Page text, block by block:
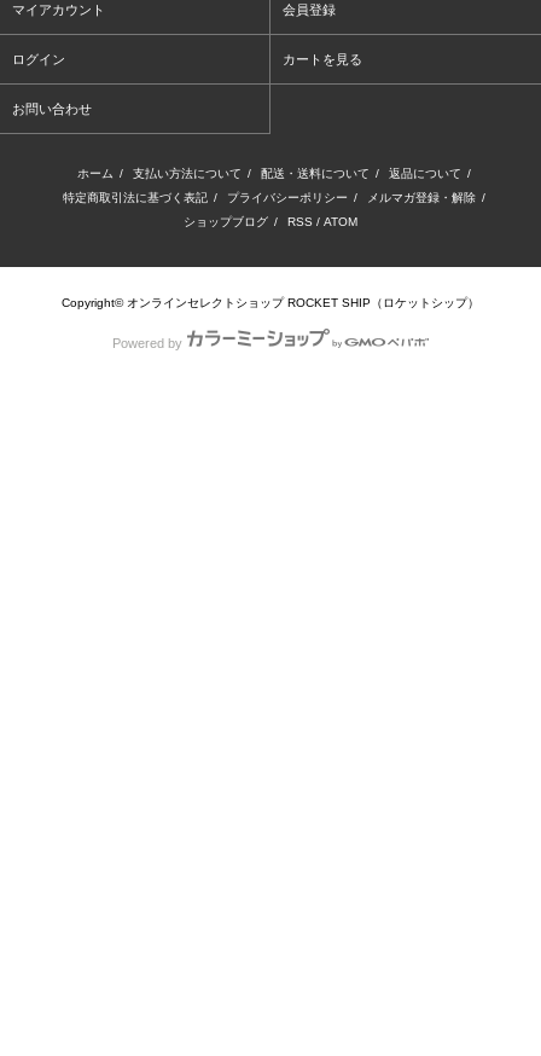
マイアカウント 会員登録
ログイン カートを見る
お問い合わせ
ホーム / 支払い方法について / 配送・送料について / 返品について /
特定商取引法に基づく表記 / プライバシーポリシー / メルマガ登録・解除 /
ショップブログ / RSS / ATOM
Copyright© オンラインセレクトショップ ROCKET SHIP（ロケットシップ）
Powered by